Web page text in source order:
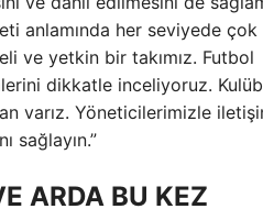
anlamında her seviyede çok
ve yetkin bir takımız. Futbol
dikkatle inceliyoruz.
varız. Yöneticilerimizle
sağlayın.”
ARDA BU KEZ